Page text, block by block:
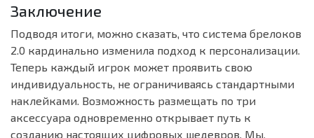
Заключение
Подводя итоги, можно сказать, что система брелоков
2.0 кардинально изменила подход к персонализации.
Теперь каждый игрок может проявить свою
индивидуальность, не ограничиваясь стандартными
наклейками. Возможность размещать по три
аксессуара одновременно открывает путь к
созданию настоящих цифровых шедевров. Мы,